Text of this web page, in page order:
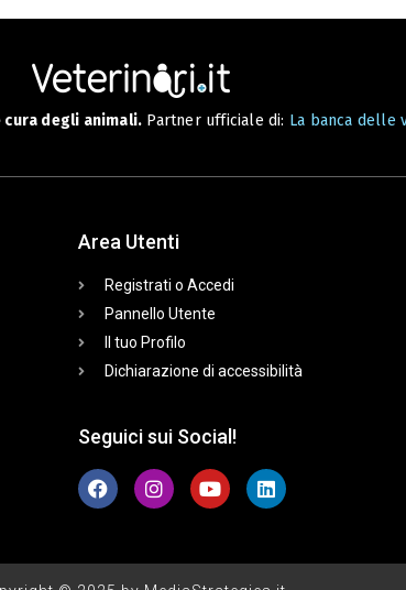
cura degli animali. Partner ufficiale di: La banca delle
Area Utenti
Registrati o Accedi
Pannello Utente
Il tuo Profilo
Dichiarazione di accessibilità
Seguici sui Social!